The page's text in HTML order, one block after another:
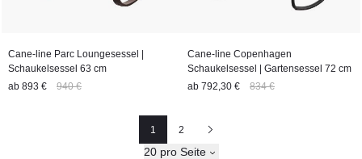
Cane-line Parc Loungesessel |
Schaukelsessel 63 cm
ab 893 € 940 €
Cane-line Copenhagen
Schaukelsessel | Gartensessel 72 cm
ab 792,30 € 834 €
Seite
1
Seite
2
Nächste
20 pro Seite